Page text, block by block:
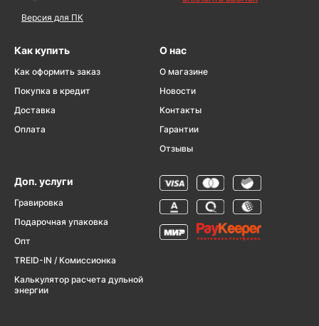
Версия для ПК
Как купить
Как оформить заказ
Покупка в кредит
Доставка
Оплата
О нас
О магазине
Новости
Контакты
Гарантии
Отзывы
Доп. услуги
Гравировка
Подарочная упаковка
Опт
TREID-IN / Комиссионка
Калькулятор расчета дульной
энергии